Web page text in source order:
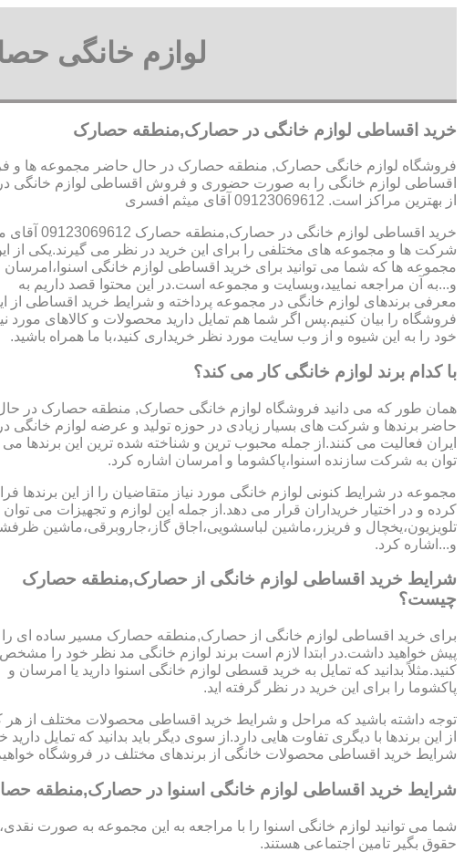
لوازم خانگی
خرید اقساطی لوازم خانگی در حصارک,منطقه حصارک
فروشگاه لوازم خانگی حصارک, منطقه حصارک در حال حاضر مجموعه ها و
اقساطی لوازم خانگی را به صورت حضوری و فروش اقساطی لوازم خانگی
از بهترین مراکز است. 09123069612 آقای میثم افسری
خرید اقساطی لوازم خانگی در حصارک,منطقه حصارک 09123069612 آقای میثم افسری
شرکت ها و مجموعه های مختلفی را برای این خرید در نظر می گیرند.یکی از
مجموعه ها که شما می توانید برای خرید اقساطی لوازم خانگی اسنوا،امرسان
و...به آن مراجعه نمایید،وبسایت و مجموعه است.در این محتوا قصد داریم به
معرفی برندهای لوازم خانگی در مجموعه پرداخته و شرایط خرید اقساطی از
فروشگاه را بیان کنیم.پس اگر شما هم تمایل دارید محصولات و کالاهای مورد
خود را به این شیوه و از وب سایت مورد نظر خریداری کنید،با ما همراه باشید.
با کدام برند لوازم خانگی کار می کند؟
همان طور که می دانید فروشگاه لوازم خانگی حصارک, منطقه حصارک در
حاضر برندها و شرکت های بسیار زیادی در حوزه تولید و عرضه لوازم خانگی در
ایران فعالیت می کنند.از جمله محبوب ترین و شناخته شده ترین این برندها می
توان به شرکت سازنده اسنوا،پاکشوما و امرسان اشاره کرد.
مجموعه در شرایط کنونی لوازم خانگی مورد نیاز متقاضیان را از این برندها
کرده و در اختیار خریداران قرار می دهد.از جمله این لوازم و تجهیزات می توان
تلویزیون،یخچال و فریزر،ماشین لباسشویی،اجاق گاز،جاروبرقی،ماشین
و...اشاره کرد.
شرایط خرید اقساطی لوازم خانگی از حصارک,منطقه حصارک
چیست؟
برای خرید اقساطی لوازم خانگی از حصارک,منطقه حصارک مسیر ساده ای را
پیش خواهید داشت.در ابتدا لازم است برند لوازم خانگی مد نظر خود را مشخص
کنید.مثلاً بدانید که تمایل به خرید قسطی لوازم خانگی اسنوا دارید یا امرسان و
پاکشوما را برای این خرید در نظر گرفته اید.
توجه داشته باشید که مراحل و شرایط خرید اقساطی محصولات مختلف از هر
از این برندها با دیگری تفاوت هایی دارد.از سوی دیگر باید بدانید که تمایل
شرایط خرید اقساطی محصولات خانگی از برندهای مختلف در فروشگاه
شرایط خرید اقساطی لوازم خانگی اسنوا در حصارک,منطقه
شما می توانید لوازم خانگی اسنوا را با مراجعه به این مجموعه به صورت
حقوق بگیر تامین اجتماعی هستند.